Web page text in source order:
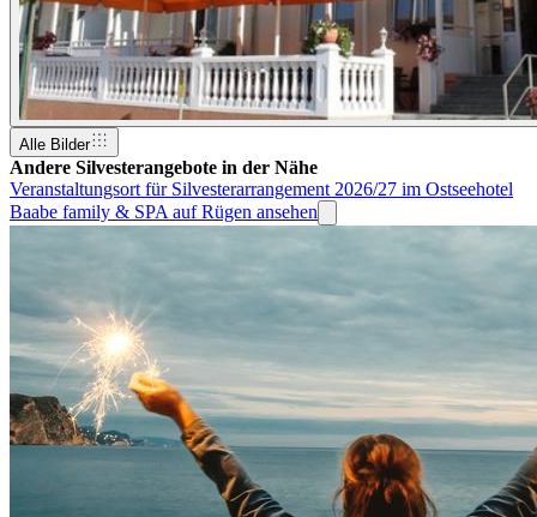
Alle Bilder
Andere Silvesterangebote in der Nähe
Veranstaltungsort für Silvesterarrangement 2026/27 im Ostseehotel
Baabe family & SPA auf Rügen ansehen